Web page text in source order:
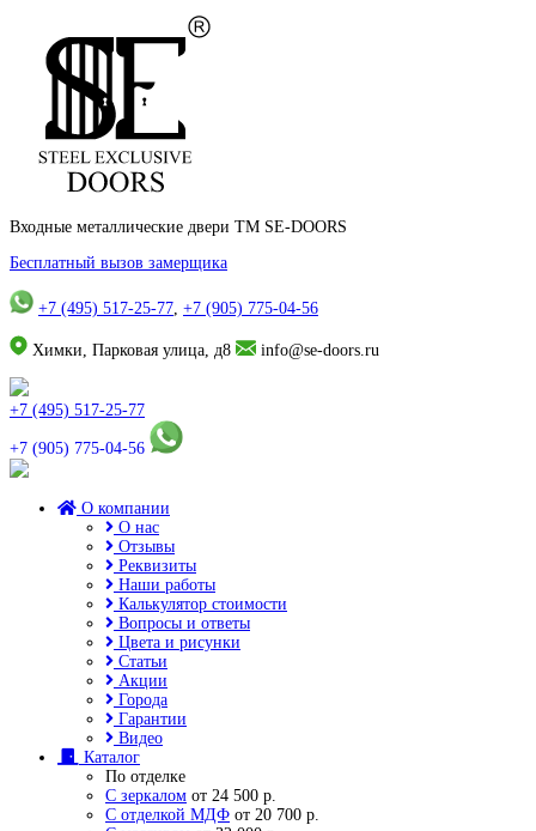
Входные металлические двери TM SE-DOORS
Бесплатный вызов замерщика
+7 (495) 517-25-77, +7 (905) 775-04-56
Химки, Парковая улица, д8 info@se-doors.ru
+7 (495) 517-25-77
+7 (905) 775-04-56
О компании
О нас
Отзывы
Реквизиты
Наши работы
Калькулятор стоимости
Вопросы и ответы
Цвета и рисунки
Статьи
Акции
Города
Гарантии
Видео
Каталог
По отделке
С зеркалом от 24 500 р.
С отделкой МДФ от 20 700 р.